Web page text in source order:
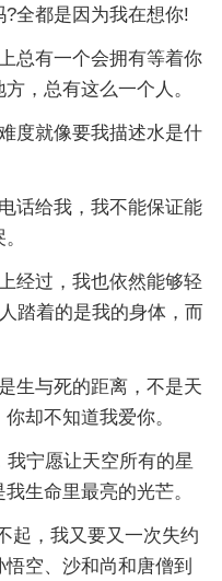
全都是因为我在想你!
有一个会拥有等着你
，总有这么一个人。
就像要我描述水是什
给我，我不能保证能
过，我也依然能够轻
踏着的是我的身体，而
与死的距离，不是天
却不知道我爱你。
宁愿让天空所有的星
生命里最亮的光芒。
，我又要又一次失约
空、沙和尚和唐僧到